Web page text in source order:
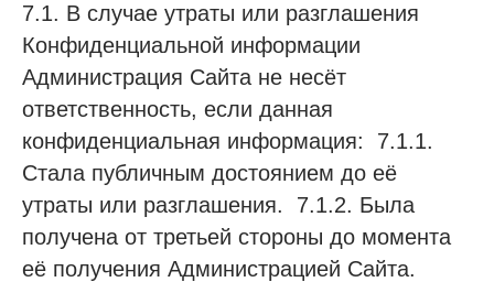
7.1. В случае утраты или разглашения
Конфиденциальной информации
Администрация Сайта не несёт
ответственность, если данная
конфиденциальная информация: 7.1.1.
Стала публичным достоянием до её
утраты или разглашения. 7.1.2. Была
получена от третьей стороны до момента
её получения Администрацией Сайта.